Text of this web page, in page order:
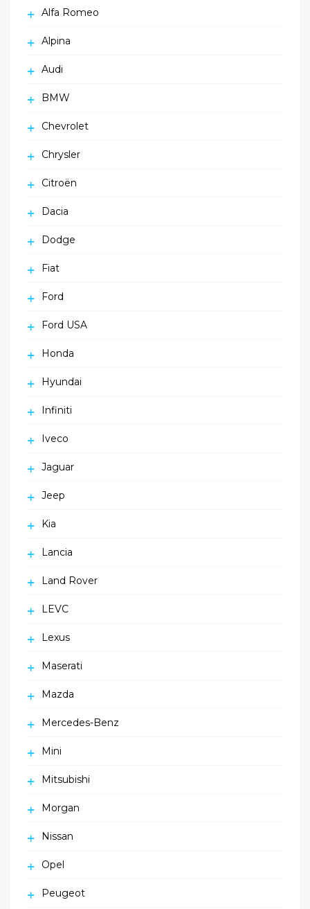
Alfa Romeo
Alpina
Audi
BMW
Chevrolet
Chrysler
Citroën
Dacia
Dodge
Fiat
Ford
Ford USA
Honda
Hyundai
Infiniti
Iveco
Jaguar
Jeep
Kia
Lancia
Land Rover
LEVC
Lexus
Maserati
Mazda
Mercedes-Benz
Mini
Mitsubishi
Morgan
Nissan
Opel
Peugeot